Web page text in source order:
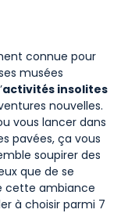
connue pour
musées
activités insolites
nouvelles.
vous lancer dans
pavées, ça vous
soupirer des
que de se
cette ambiance
à choisir parmi 7